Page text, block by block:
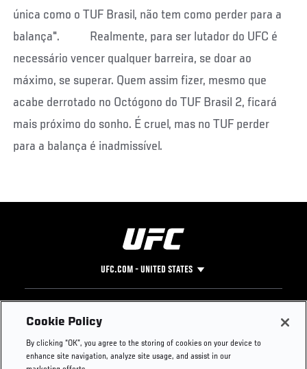
única como o TUF Brasil, não tem como perder para a
balança". Realmente, para ser lutador do UFC é
necessário vencer qualquer barreira, se doar ao
máximo, se superar. Quem assim fizer, mesmo que
acabe derrotado no Octógono do TUF Brasil 2, ficará
mais próximo do sonho. É cruel, mas no TUF perder
para a balança é inadmissível.
UFC.COM - UNITED STATES
Footer
UFC
UFC Foundation
Instagram
Press
Cookie Policy
By clicking “OK”, you agree to the storing of cookies on your device to
enhance site navigation, analyze site usage, and assist in our